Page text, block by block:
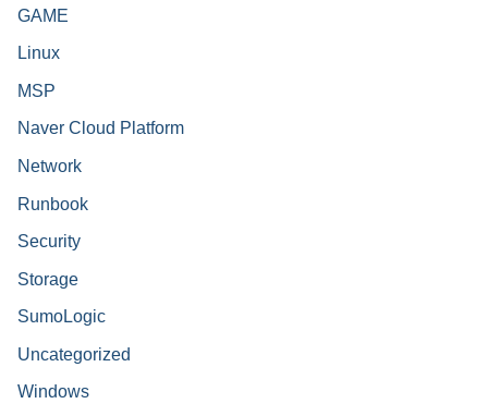
GAME
Linux
MSP
Naver Cloud Platform
Network
Runbook
Security
Storage
SumoLogic
Uncategorized
Windows